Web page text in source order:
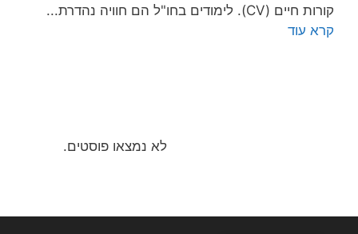
קורות חיים (CV). לימודים בחו"ל הם חוויה נהדרת...
קרא עוד
לא נמצאו פוסטים.